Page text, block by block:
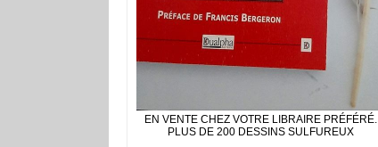
EN VENTE CHEZ VOTRE LIBRAIRE PRÉFÉRÉ.
PLUS DE 200 DESSINS SULFUREUX